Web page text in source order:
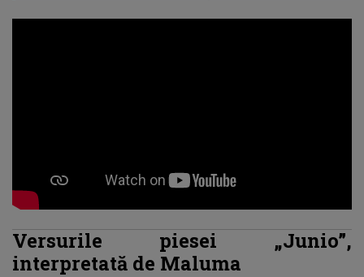
Versurile piesei „Junio”,
interpretată de Maluma